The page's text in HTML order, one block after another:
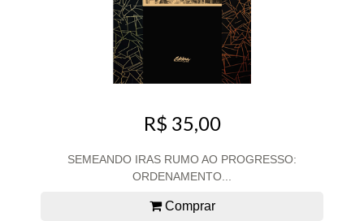
R$ 35,00
SEMEANDO IRAS RUMO AO PROGRESSO:
ORDENAMENTO...
Comprar